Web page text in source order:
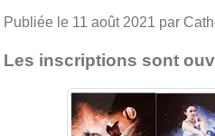
Publiée le 11 août 2021 par
Les inscriptions sont